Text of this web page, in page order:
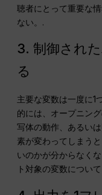
聴者にとって重要な
ない。.
3. 制御され
る
主要な変数は一度に1
的には、オープニン
写体の動作、あるい
素が変わってしまう
いのかが分からなく
ト対象の変数につい